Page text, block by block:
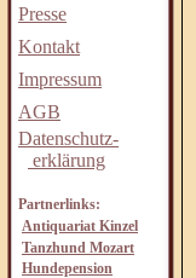
Presse
Kontakt
Impressum
AGB
Datenschutz-
erklärung
Partnerlinks:
Antiquariat Kinzel
Tanzhund Mozart
Hundepension